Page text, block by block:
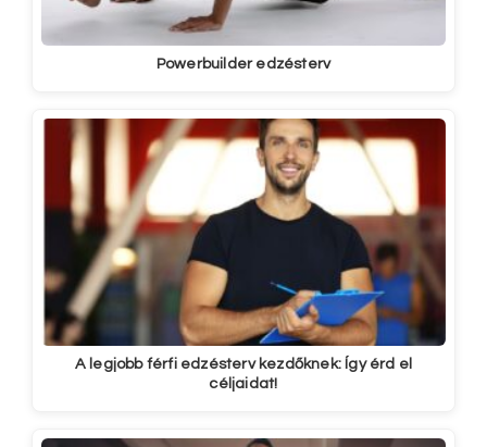
Powerbuilder edzésterv
A legjobb férfi edzésterv kezdőknek: Így érd el
céljaidat!